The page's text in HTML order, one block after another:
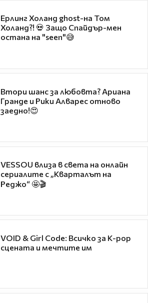
Ерлинг Холанд ghost-на Том
Холанд?! 💀 Защо Спайдър-мен
остана на "seen"😅
Втори шанс за любовта? Ариана
Гранде и Рики Алварес отново
заедно!😍
VESSOU влиза в света на онлайн
сериалите с „Кварталът на
Реджо“ 🤩🎬
VOID & Girl Code: Всичко за K-pop
сцената и мечтите им